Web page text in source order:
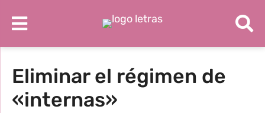
Eliminar el régimen de
«internas»